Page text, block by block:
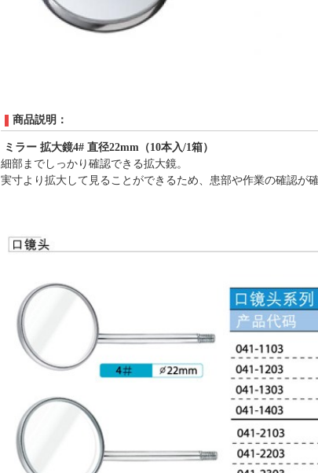
商品説明：
ミラー 拡大鏡4# 直径22mm（10本入/1箱）
細部までしっかり確認できる拡大鏡。
実寸より拡大して見ることができるため、患部や作業の確認が